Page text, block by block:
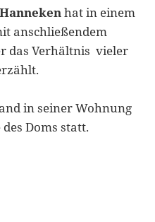
hat in einem
anschließendem
das Verhältnis vieler
in seiner Wohnung
Doms statt.